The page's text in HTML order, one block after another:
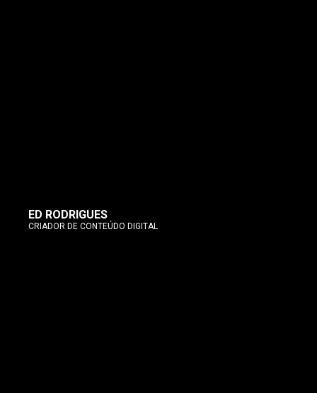
ED RODRIGUES
CRIADOR DE CONTEÚDO DIGITAL